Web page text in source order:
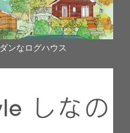
ンなログハウス